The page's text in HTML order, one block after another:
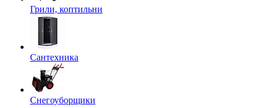
Грили, коптильни
Сантехника
Снегоуборщики